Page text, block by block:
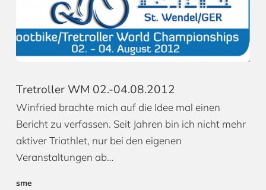
Tretroller WM 02.-04.08.2012
Winfried brachte mich auf die Idee mal einen
Bericht zu verfassen. Seit Jahren bin ich nicht mehr
aktiver Triathlet, nur bei den eigenen
Veranstaltungen ab…
sme